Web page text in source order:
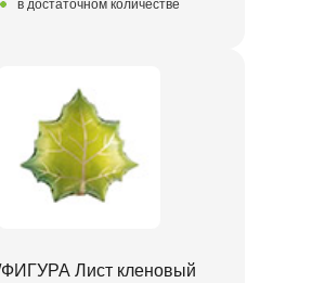
в достаточном количестве
Лист кленовый